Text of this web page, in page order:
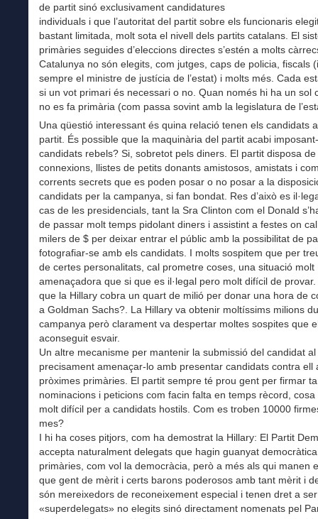
de partit sinó exclusivament candidatures
individuals i que l’autoritat del partit sobre els funcionaris
bastant limitada, molt sota el nivell dels partits catalans. El
primàries seguides d’eleccions directes s’estén a molts
Catalunya no són elegits, com jutges, caps de policia, fiscals
sempre el ministre de justícia de l’estat) i molts més. Cada
si un vot primari és necessari o no. Quan només hi ha un sol
no es fa primària (com passa sovint amb la legislatura de
Una qüestió interessant és quina relació tenen els candidats
partit. És possible que la maquinària del partit acabi
candidats rebels? Si, sobretot pels diners. El partit disposa de
connexions, llistes de petits donants amistosos, amistats i
corrents secrets que es poden posar o no posar a la
candidats per la campanya, si fan bondat. Res d’això es
cas de les presidencials, tant la Sra Clinton com el Donald
de passar molt temps pidolant diners i assistint a festes on
milers de $ per deixar entrar el públic amb la possibilitat de
fotografiar-se amb els candidats. I molts sospitem que per
de certes personalitats, cal prometre coses, una situació molt
amenaçadora que si que es il·legal pero molt difícil de
que la Hillary cobra un quart de milió per donar una hora de
a Goldman Sachs?. La Hillary va obtenir moltíssims milions
campanya però clarament va despertar moltes sospites que
aconseguit esvair.
Un altre mecanisme per mantenir la submissió del candidat
precisament amenaçar-lo amb presentar candidats contra ell
pròximes primàries. El partit sempre té prou gent per firmar
nominacions i peticions com facin falta en temps rècord, cosa
molt difícil per a candidats hostils. Com es troben 10000
mes?
I hi ha coses pitjors, com ha demostrat la Hillary: El Partit
accepta naturalment delegats que hagin guanyat
primàries, com vol la democràcia, però a més als qui manen
que gent de mèrit i certs barons poderosos amb tant mèrit i
són mereixedors de reconeixement especial i tenen dret a ser
«superdelegats» no elegits sinó directament nomenats pel